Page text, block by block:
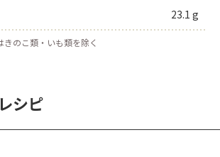
23.1 g
きのこ類・いも類を除く
シピ